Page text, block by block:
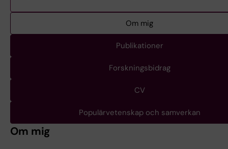
Om mig
Publikationer
Forskningsbidrag
CV
Populärvetenskap och samverkan
Om mig